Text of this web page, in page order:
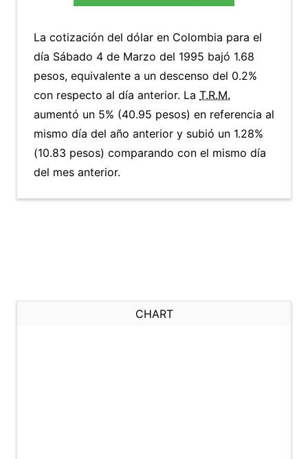
La cotización del dólar en Colombia para el
día Sábado 4 de Marzo del 1995 bajó 1.68
pesos, equivalente a un descenso del 0.2%
con respecto al día anterior. La T.R.M.
aumentó un 5% (40.95 pesos) en referencia al
mismo día del año anterior y subió un 1.28%
(10.83 pesos) comparando con el mismo día
del mes anterior.
CHART